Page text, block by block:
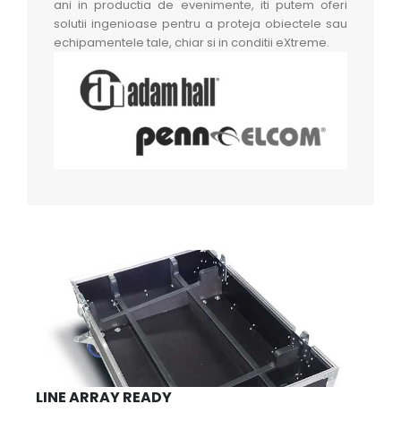
ani in productia de evenimente, iti putem oferi
solutii ingenioase pentru a proteja obiectele sau
echipamentele tale, chiar si in conditii eXtreme.
LINE ARRAY READY